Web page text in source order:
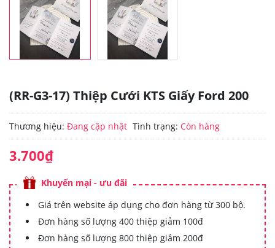
(RR-G3-17) Thiệp Cưới KTS Giấy Ford 200
Thương hiệu: Đang cập nhật Tình trạng: Còn hàng
3.700₫
Khuyến mại - ưu đãi
Giá trên website áp dụng cho đơn hàng từ 300 bộ.
Đơn hàng số lượng 400 thiệp giảm 100đ
Đơn hàng số lượng 800 thiệp giảm 200đ